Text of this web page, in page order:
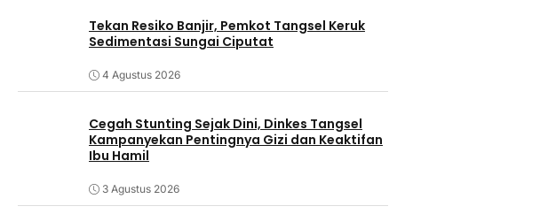
Tekan Resiko Banjir, Pemkot Tangsel Keruk
Sedimentasi Sungai Ciputat
4 Agustus 2026
Cegah Stunting Sejak Dini, Dinkes Tangsel
Kampanyekan Pentingnya Gizi dan Keaktifan
Ibu Hamil
3 Agustus 2026